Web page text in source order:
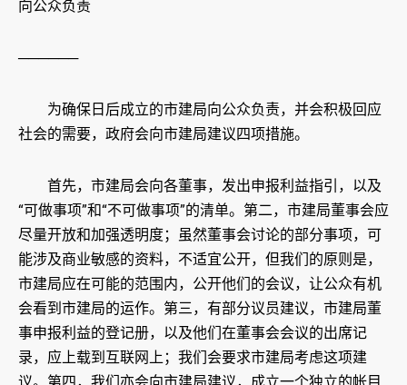
向公众负责
──────
为确保日后成立的市建局向公众负责，并会积极回应
社会的需要，政府会向市建局建议四项措施。
首先，市建局会向各董事，发出申报利益指引，以及
“可做事项”和“不可做事项”的清单。第二，市建局董事会应
尽量开放和加强透明度；虽然董事会讨论的部分事项，可
能涉及商业敏感的资料，不适宜公开，但我们的原则是，
市建局应在可能的范围内，公开他们的会议，让公众有机
会看到市建局的运作。第三，有部分议员建议，市建局董
事申报利益的登记册，以及他们在董事会会议的出席记
录，应上载到互联网上；我们会要求市建局考虑这项建